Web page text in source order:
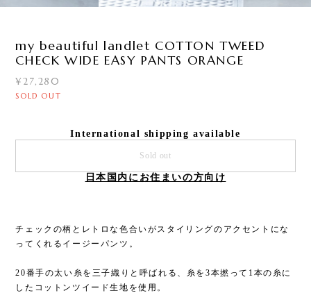
my beautiful landlet COTTON TWEED
CHECK WIDE EASY PANTS ORANGE
¥27,280
SOLD OUT
International shipping available
Sold out
日本国内にお住まいの方向け
チェックの柄とレトロな色合いがスタイリングのアクセントにな
ってくれるイージーパンツ。
20番手の太い糸を三子織りと呼ばれる、糸を3本撚って1本の糸に
したコットンツイード生地を使用。